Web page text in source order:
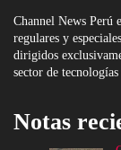
Channel News Perú
regulares y
dirigidos
sector de
Notas